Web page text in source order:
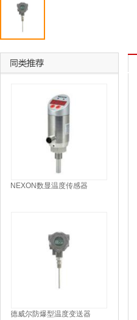
NEXON数显温度传感器
德威尔防爆型温度变送器